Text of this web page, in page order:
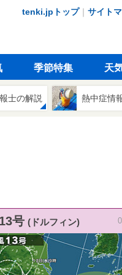
tenki.jpトップ｜ サイト
季節特集 天
士の解説 熱中症情
号 (ドルフィン)